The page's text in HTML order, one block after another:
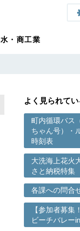
・商工業
よく見られて
町内循環バス
ちゃん号）・
時刻表
大洗海上花火
さと納税特集
各課への問合
【参加者募集
ビーチバレー